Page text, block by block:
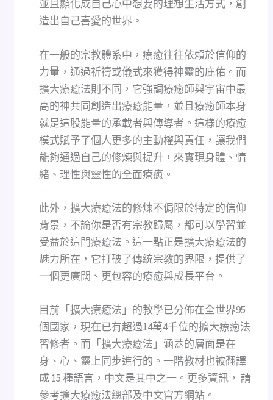
並且顯化成自己心中想要的理想生活方式，創
造出自己喜愛的世界。
在一般的宗教體系中，療癒往往依賴於信仰的
力量，通過祈禱或儀式來獲得神靈的庇佑。而
擴大療癒法則不同，它強調療癒師與宇宙中最
高的神共同創造出療癒能量，並且療癒師本身
就是這股能量的承載者與傳導者。這樣的療癒
模式賦予了個人更多的主動權與責任，讓我們
能夠通過自己的修煉與提升，來實現身體、情
緒、理性與靈性的全面療癒。
此外，擴大療癒法的修煉不侷限於特定的信仰
背景，不論你是否有宗教歸屬，都可以學習並
受益於這門療癒法。這一點正是擴大療癒法的
魅力所在，它打破了傳統宗教的界限，提供了
一個更廣闊、更包容的療癒與成長平台。
目前「擴大療癒法」的教學已分佈在全世界95
個國家，現在已有超過14萬4千位的擴大療癒法
習修者。而「擴大療癒法」涵蓋的層面是在
身、心、靈上同步進行的。一階教材也被翻譯
成 15 種語言，中文是其中之一。更多資訊， 請
參考擴大療癒法總部及中文官方網站。